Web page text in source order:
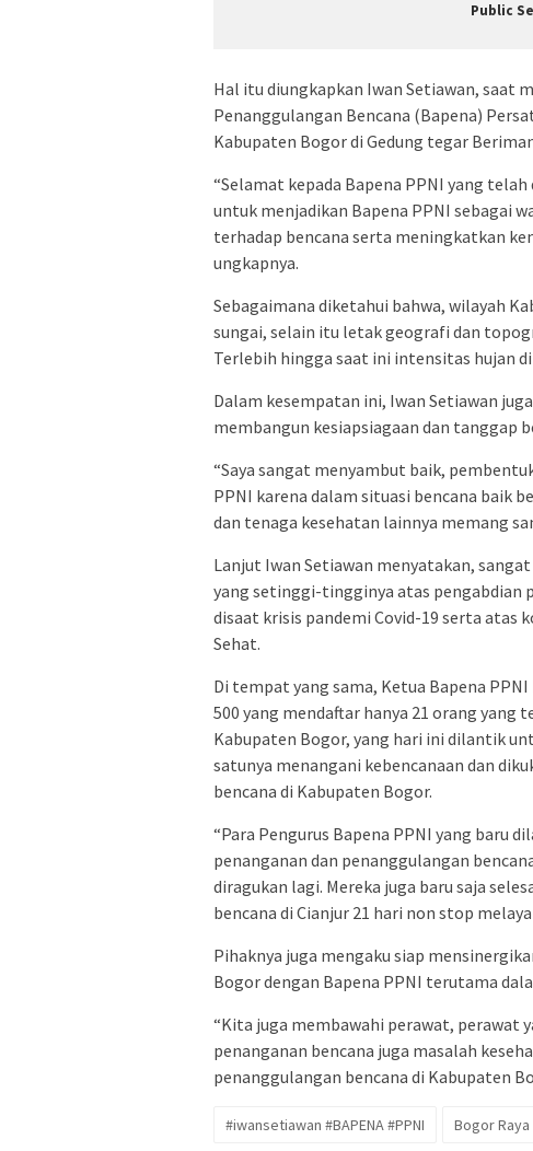
Public
Hal itu diungkapkan Iwan Setiawan, saat
Penanggulangan Bencana (Bapena)
Kabupaten Bogor di Gedung tegar
“Selamat kepada Bapena PPNI yang
untuk menjadikan Bapena PPNI sebagai
terhadap bencana serta meningkatkan
ungkapnya.
Sebagaimana diketahui bahwa, wilayah
sungai, selain itu letak geografi dan
Terlebih hingga saat ini intensitas hujan
Dalam kesempatan ini, Iwan Setiawan
membangun kesiapsiagaan dan tanggap
“Saya sangat menyambut baik,
PPNI karena dalam situasi bencana baik
dan tenaga kesehatan lainnya memang
Lanjut Iwan Setiawan menyatakan,
yang setinggi-tingginya atas pengabdian
disaat krisis pandemi Covid-19 serta atas
Sehat.
Di tempat yang sama, Ketua Bapena
500 yang mendaftar hanya 21 orang yang
Kabupaten Bogor, yang hari ini dilantik
satunya menangani kebencanaan dan
bencana di Kabupaten Bogor.
“Para Pengurus Bapena PPNI yang baru
penanganan dan penanggulangan
diragukan lagi. Mereka juga baru saja
bencana di Cianjur 21 hari non stop
Pihaknya juga mengaku siap
Bogor dengan Bapena PPNI terutama
“Kita juga membawahi perawat, perawat
penanganan bencana juga masalah
penanggulangan bencana di Kabupaten
#iwansetiawan #BAPENA #PPNI Bogor Raya